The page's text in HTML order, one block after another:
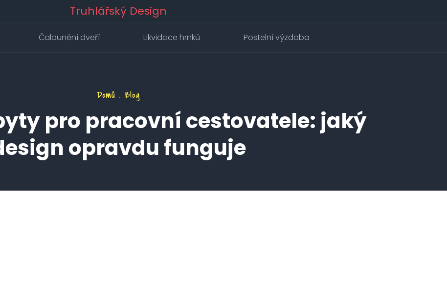
Truhlářský Design
Čalounění dveří Likvidace hrnků Postelní výzdoba
Domů Blog
pro pracovní cestovatele: jaký
opravdu funguje